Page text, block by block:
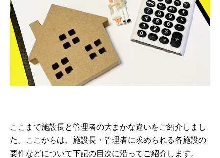
ここまで施設長と管理者の大まかな違いをご紹介しまし
た。ここからは、施設長・管理者に求められる各施設の
要件などについて下記の目次に沿ってご紹介します。